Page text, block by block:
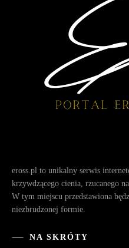
eross.pl to unikalny serwis
krzywdzącego cienia, rzucanego
W tym miejscu przedstawiona
niezbrudzonej formie.
NA SKRÓTY